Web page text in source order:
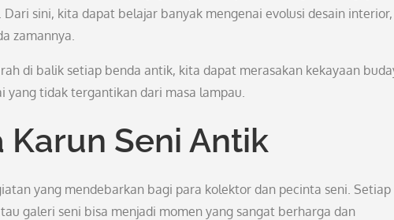
sini, kita dapat belajar banyak mengenai evolusi desain
zamannya.
di balik setiap benda antik, kita dapat merasakan kekayaan
yang tidak tergantikan dari masa lampau.
Seni Antik
yang mendebarkan bagi para kolektor dan pecinta seni. Setiap
galeri seni bisa menjadi momen yang sangat berharga dan